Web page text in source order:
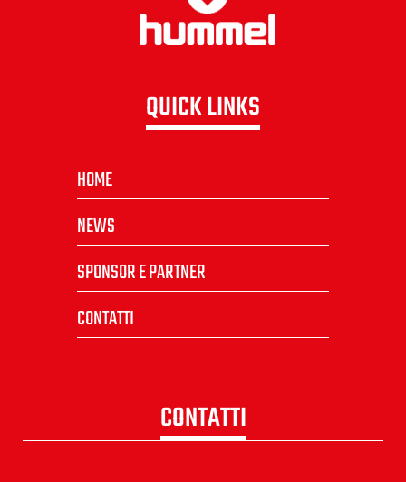
QUICK LINKS
HOME
NEWS
SPONSOR E PARTNER
CONTATTI
CONTATTI